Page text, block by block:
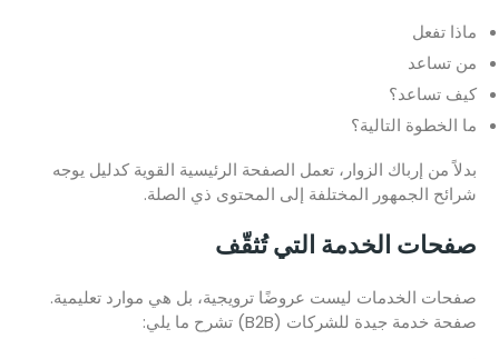
ماذا تفعل
من تساعد
كيف تساعد؟
ما الخطوة التالية؟
بدلاً من إرباك الزوار، تعمل الصفحة الرئيسية القوية كدليل يوجه
شرائح الجمهور المختلفة إلى المحتوى ذي الصلة.
صفحات الخدمة التي تُثقّف
صفحات الخدمات ليست عروضًا ترويجية، بل هي موارد تعليمية.
صفحة خدمة جيدة للشركات (B2B) تشرح ما يلي: